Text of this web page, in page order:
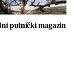
putnički magazin